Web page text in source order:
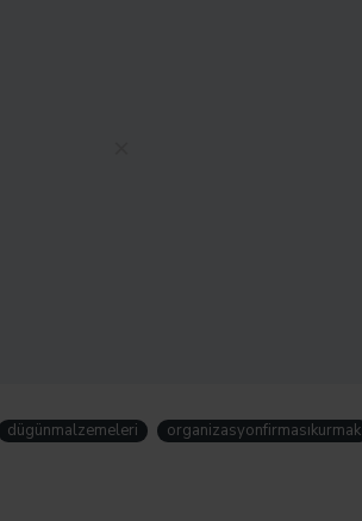
dügünmalzemeleri organizasyonfirmasıkurmak